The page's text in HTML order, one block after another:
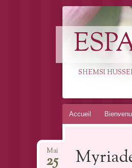
SHEMSI
Aller
Accueil
Mai
25